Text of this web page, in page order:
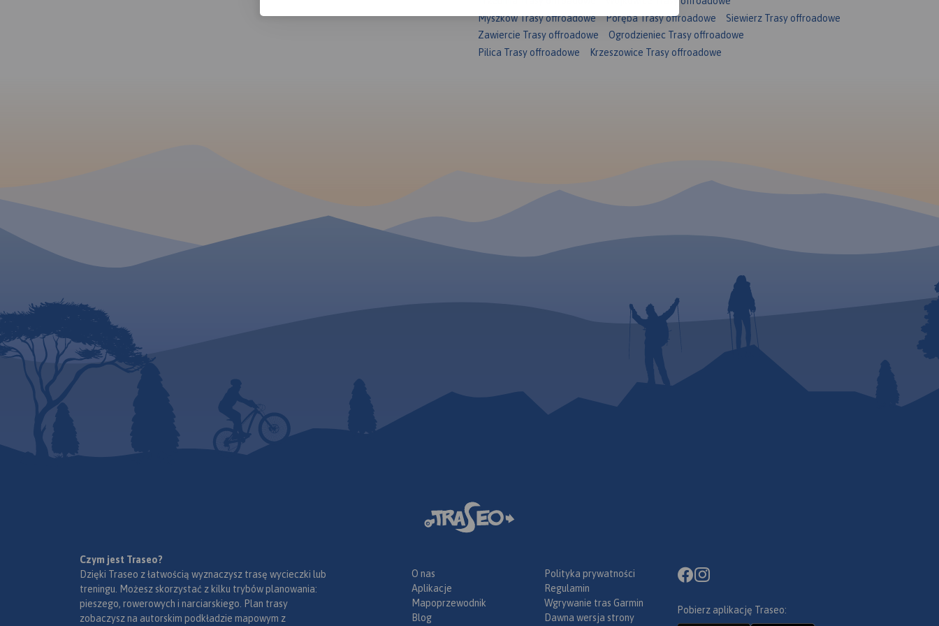
Myszków Trasy offroadowe
Poręba Trasy offroadowe
Siewierz Trasy offroadowe
Zawiercie Trasy offroadowe
Ogrodzieniec Trasy offroadowe
Pilica Trasy offroadowe
Krzeszowice Trasy offroadowe
Czym jest Traseo?
Dzięki Traseo z łatwością wyznaczysz trasę wycieczki lub
treningu. Możesz skorzystać z kilku trybów planowania:
pieszego, rowerowych i narciarskiego. Plan trasy
zobaczysz na autorskim podkładzie mapowym z
O nas
Aplikacje
Mapoprzewodnik
Blog
Polityka prywatności
Regulamin
Wgrywanie tras Garmin
Dawna wersja strony
Pobierz aplikację Traseo: